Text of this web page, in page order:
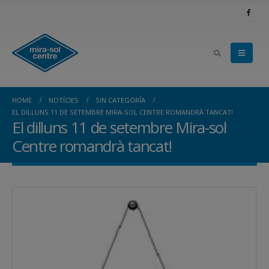
HOME NOTÍCIES
SIN CATEGORÍA
EL DILLUNS 11 DE SETEMBRE MIRA-SOL CENTRE ROMANDRÀ TANCAT!
El dilluns 11 de setembre Mira-sol
Centre romandrà tancat!